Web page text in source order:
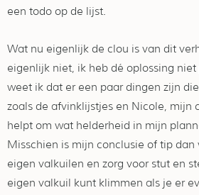
een todo op de lijst.
Wat nu eigenlijk de clou is van dit
eigenlijk niet, ik heb dé oplossing niet
weet ik dat er een paar dingen zijn
zoals de afvinklijstjes en Nicole, mijn
helpt om wat helderheid in mijn
Misschien is mijn conclusie of tip dan
eigen valkuilen en zorg voor stut en
eigen valkuil kunt klimmen als je er